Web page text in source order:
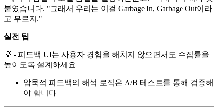
붙였습니다. "그래서 우리는 이걸 Garbage In, Garbage Out이라
고 부르지."
실전 팁
💡 - 피드백 UI는 사용자 경험을 해치지 않으면서도 수집률을
높이도록 설계하세요
암묵적 피드백의 해석 로직은 A/B 테스트를 통해 검증해
야 합니다